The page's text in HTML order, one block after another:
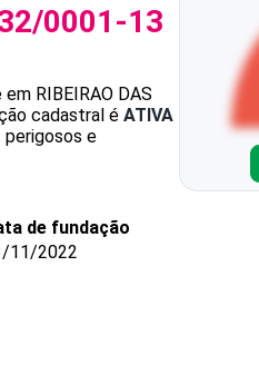
0001-13
RIBEIRAO DAS
cadastral é ATIVA
perigosos e
de fundação
11/2022